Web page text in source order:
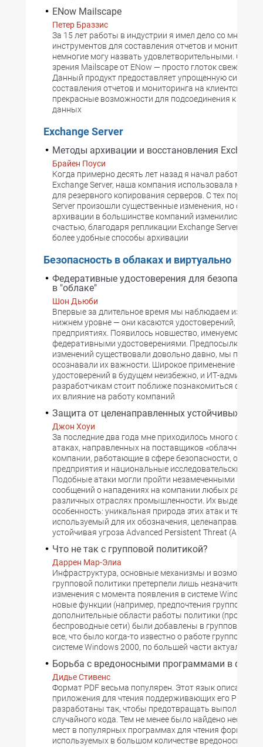
ENow Mailscape
Петер Браззис
За 15 лет работы в индустрии я имел дело со
инструментов для составления отчетов и
немногие могу назвать удовлетворительными. С этой
зрения Mailscape от ENow — просто глоток свежего
Данный продукт предоставляет упрощенную систему
составления отчетов и мониторинга на клиентской
прекрасные возможности для подсоединения к
данных
Exchange Server
Методы архивации и восстановления Exchange
Брайен Поуси
Когда примерно десять лет назад я начал работать с
Exchange Server, наша компания использовала
для резервного копирования серверов. С тех пор в
Server произошли существенные изменения, но
архивации в большинстве компаний изменились
счастью, благодаря репликации Exchange Server 2007
более удобные способы архивации
Безопасность в облаках и виртуально
Федеративные удостоверения для безопасной
в "облаке"
Шон Дьюби
Впервые за длительное время мы наблюдаем
нижнем уровне — они касаются удостоверений,
предприятиях. Появилось новшество, именуемое
федеративными удостоверениями. Предпосылки для
изменений существовали довольно давно, мы просто
осознавали их важности. Широкое применение
удостоверений в будущем неизбежно, и ИТ-
разработчикам стоит поближе познакомиться с ними
их влияние на работу компаний
Защита от целенаправленных устойчивых
Джон Хоуи
За последние два года мне приходилось много
атаках, направленных на поставщиков «облачных»
компании, работающие в сфере безопасности,
предприятия и национальные исследовательские
Подобные атаки могли пройти незамеченными в
сообщений о нападениях на компании любых
различных отраслях промышленности. Их выделяет
особенность: уникальная природа этих атак и термин,
используемый для их обозначения,
устойчивая угроза Advanced Persistent Threat (APT)
Что не так с групповой политикой?
Даррен Мар-Элиа
Инфраструктура, основные механизмы и
групповой политики претерпели лишь
изменения с момента появления в системе Windows
новые функции (например, предпочтения групповой
дополнительные области работы политики
беспроводные сети) были добавлены в групповую
все, что было когда-то известно о работе групповой
системе Windows 2000, по большей части актуально и
Борьба с вредоносными программами в
Дидье Стивенс
Формат PDF весьма популярен. Этот язык описания
приложения для чтения поддерживающих его PDF-
разработаны так, чтобы предотвращать выполнение
случайного кода. Тем не менее было найдено
мест в популярных программах для чтения формата
используемых в большом количестве вредоносных